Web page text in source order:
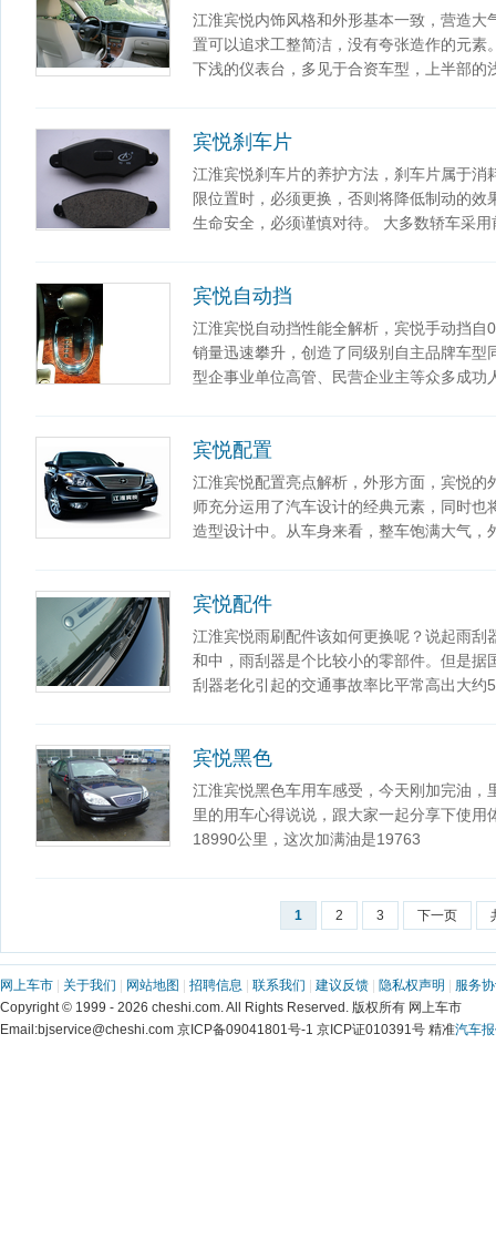
江淮宾悦内饰风格和外形基本一致，营造
置可以追求工整简洁，没有夸张造作的元
下浅的仪表台，多见于合资车型，上半部的
宾悦刹车片
江淮宾悦刹车片的养护方法，刹车片属于
限位置时，必须更换，否则将降低制动的
生命安全，必须谨慎对待。 大多数轿车采用
宾悦自动挡
江淮宾悦自动挡性能全解析，宾悦手动挡
销量迅速攀升，创造了同级别自主品牌车
型企事业单位高管、民营企业主等众多成功
宾悦配置
江淮宾悦配置亮点解析，外形方面，宾悦
师充分运用了汽车设计的经典元素，同时
造型设计中。从车身来看，整车饱满大气，
宾悦配件
江淮宾悦雨刷配件该如何更换呢？说起雨
和中，雨刮器是个比较小的零部件。但是
刮器老化引起的交通事故率比平常高出大约
宾悦黑色
江淮宾悦黑色车用车感受，今天刚加完油
里的用车心得说说，跟大家一起分享下使
18990公里，这次加满油是19763
1 2 3 下一页
网上车市 关于我们 网站地图 招聘信息 联系我们 建议反馈 隐私权声明
服务
Copyright © 1999 - 2026 cheshi.com. All Rights Reserved. 版权所有 网上车市
Email:bjservice@cheshi.com 京ICP备09041801号-1 京ICP证010391号 精准汽车